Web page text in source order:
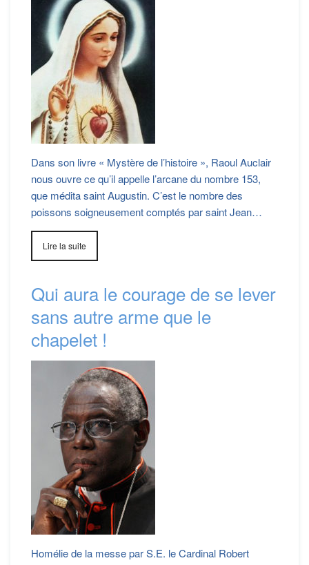
Dans son livre « Mystère de l’histoire », Raoul Auclair
nous ouvre ce qu’il appelle l’arcane du nombre 153,
que médita saint Augustin. C’est le nombre des
poissons soigneusement comptés par saint Jean…
Lire la suite
Qui aura le courage de se lever
sans autre arme que le
chapelet !
Homélie de la messe par S.E. le Cardinal Robert